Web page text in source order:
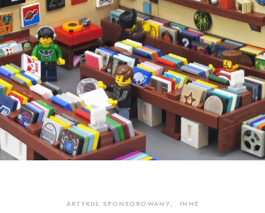
ARTYKUŁ SPONSOROWANY INNE